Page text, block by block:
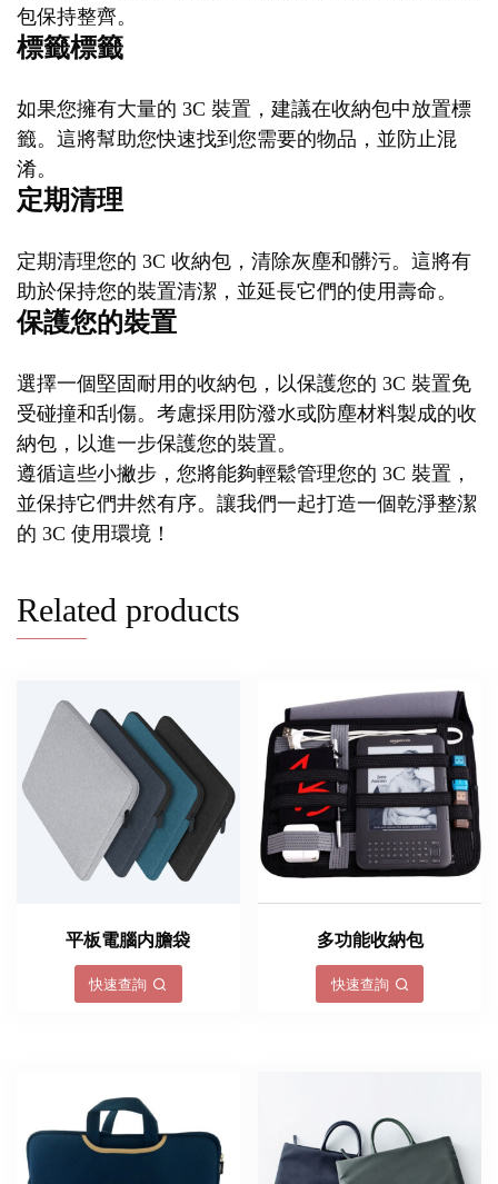
包保持整齊。
標籤標籤
如果您擁有大量的 3C 裝置，建議在收納包中放置標
籤。這將幫助您快速找到您需要的物品，並防止混
淆。
定期清理
定期清理您的 3C 收納包，清除灰塵和髒污。這將有
助於保持您的裝置清潔，並延長它們的使用壽命。
保護您的裝置
選擇一個堅固耐用的收納包，以保護您的 3C 裝置免
受碰撞和刮傷。考慮採用防潑水或防塵材料製成的收
納包，以進一步保護您的裝置。
遵循這些小撇步，您將能夠輕鬆管理您的 3C 裝置，
並保持它們井然有序。讓我們一起打造一個乾淨整潔
的 3C 使用環境！
Related products
平板電腦内膽袋
快速查詢
多功能收納包
快速查詢